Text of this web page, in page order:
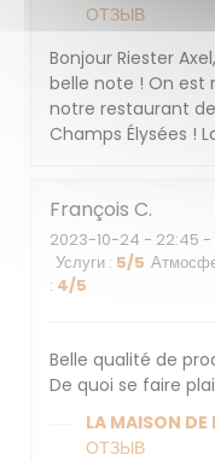
ОТЗЫВ
Bonjour Riester
belle note ! On est
notre restaurant
Champs Élysées !
François C
2023-10-24 - 22:45 -
Услуги : 5/5
: 4/5
Belle qualité de
De quoi se faire
LA MAISON DE
ОТЗЫВ